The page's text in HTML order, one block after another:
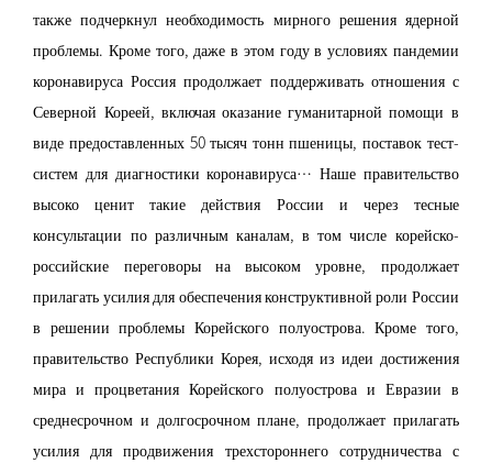
также подчеркнул необходимость мирного решения ядерной
проблемы. Кроме того, даже в этом году в условиях пандемии
коронавируса Россия продолжает поддерживать отношения с
Северной Кореей, включая оказание гуманитарной помощи в
виде предоставленных 50 тысяч тонн пшеницы, поставок тест-
систем для диагностики коронавируса… Наше правительство
высоко ценит такие действия России и через тесные
консультации по различным каналам, в том числе корейско-
российские переговоры на высоком уровне, продолжает
прилагать усилия для обеспечения конструктивной роли России
в решении проблемы Корейского полуострова. Кроме того,
правительство Республики Корея, исходя из идеи достижения
мира и процветания Корейского полуострова и Евразии в
среднесрочном и долгосрочном плане, продолжает прилагать
усилия для продвижения трехстороннего сотрудничества с